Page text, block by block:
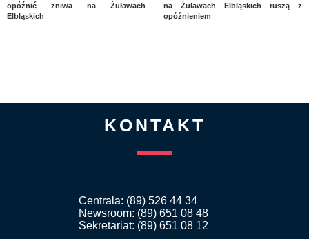
opóźnić żniwa na Żuławach
Elbląskich
na Żuławach Elbląskich ruszą z
opóźnieniem
KONTAKT
Centrala: (89) 526 44 34
Newsroom: (89) 651 08 48
Sekretariat: (89) 651 08 12